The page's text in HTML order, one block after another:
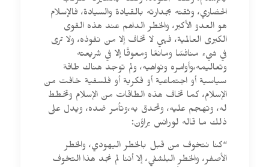
الحضاري، وثقته بجدارته بالقيادة والسيادة، فالإسلام
هو العدو الأكبر، والخطر الداهم عند هذه القوى
الكبرى العالمية، فهي لا تخاف إلا من نفوذه، ولا ترى
في شيء منافسًا ومانعًا ومعوقًا إلا في شريعته
وتعاليمه،وأوامره ونواهيه، ولم توجد هناك طاقة
سياسية أو اجتماعية أو فكرية أو فلسفية خافت من
الإسلام، كما تخاف هذه الطاقات من الإسلام وتخطط
له، وتهجم عليه، وتحدق به،وتأمر ضده، ويدل على
ذلك ما قاله لورانس براؤن:
“كنا نتخوف من قبل بالخطر اليهودي، والخطر
الأصفر، والخطر البلشفي، إلا أننا لم نجد هذا التخوف